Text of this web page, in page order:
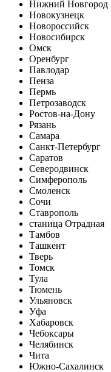
Нижний Новгород
Новокузнецк
Новороссийск
Новосибирск
Омск
Оренбург
Павлодар
Пенза
Пермь
Петрозаводск
Ростов-на-Дону
Рязань
Самара
Санкт-Петербург
Саратов
Северодвинск
Симферополь
Смоленск
Сочи
Ставрополь
станица Отрадная
Тамбов
Ташкент
Тверь
Томск
Тула
Тюмень
Ульяновск
Уфа
Хабаровск
Чебоксары
Челябинск
Чита
Южно-Сахалинск